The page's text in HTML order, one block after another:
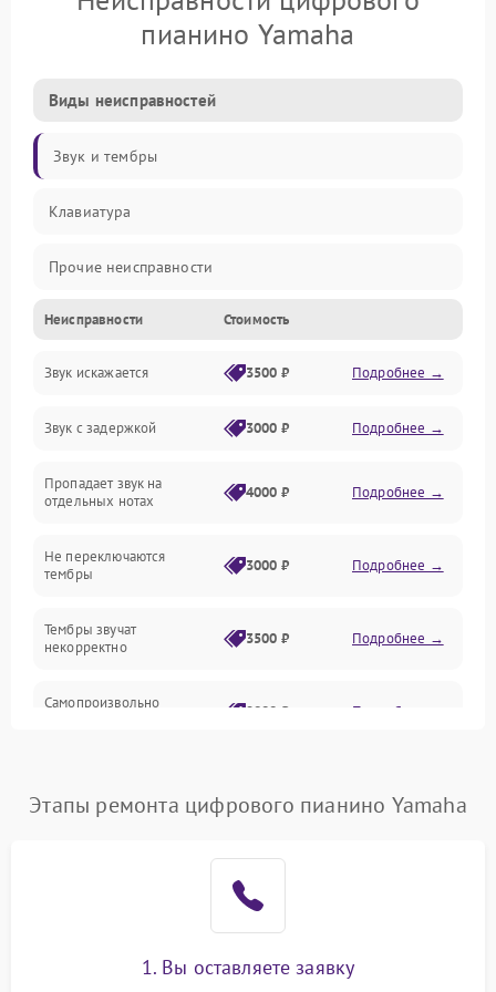
пианино Yamaha
Виды неисправностей
Звук и тембры
Клавиатура
Прочие неисправности
Включение и работа
Управление и электроника
Подключения и интерфейсы
Педали и стойка
Аудио
Оптика
Неисправности Стоимость
Звук искажается 3500 ₽ Подробнее →
Звук с задержкой 3000 ₽ Подробнее →
Пропадает звук на
отдельных нотах
4000 ₽ Подробнее →
Не переключаются
тембры
3000 ₽ Подробнее →
Тембры звучат
некорректно
3500 ₽ Подробнее →
Самопроизвольно
2800 ₽ Подробнее →
Этапы ремонта цифрового пианино Yamaha
1. Вы оставляете заявку